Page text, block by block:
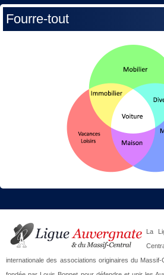
Fourre-tout
La
internationale des associations originaires du